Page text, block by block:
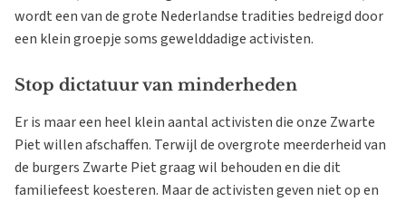
wordt een van de grote Nederlandse tradities bedreigd door
een klein groepje soms gewelddadige activisten.
Stop dictatuur van minderheden
Er is maar een heel klein aantal activisten die onze Zwarte
Piet willen afschaffen. Terwijl de overgrote meerderheid van
de burgers Zwarte Piet graag wil behouden en die dit
familiefeest koesteren. Maar de activisten geven niet op en